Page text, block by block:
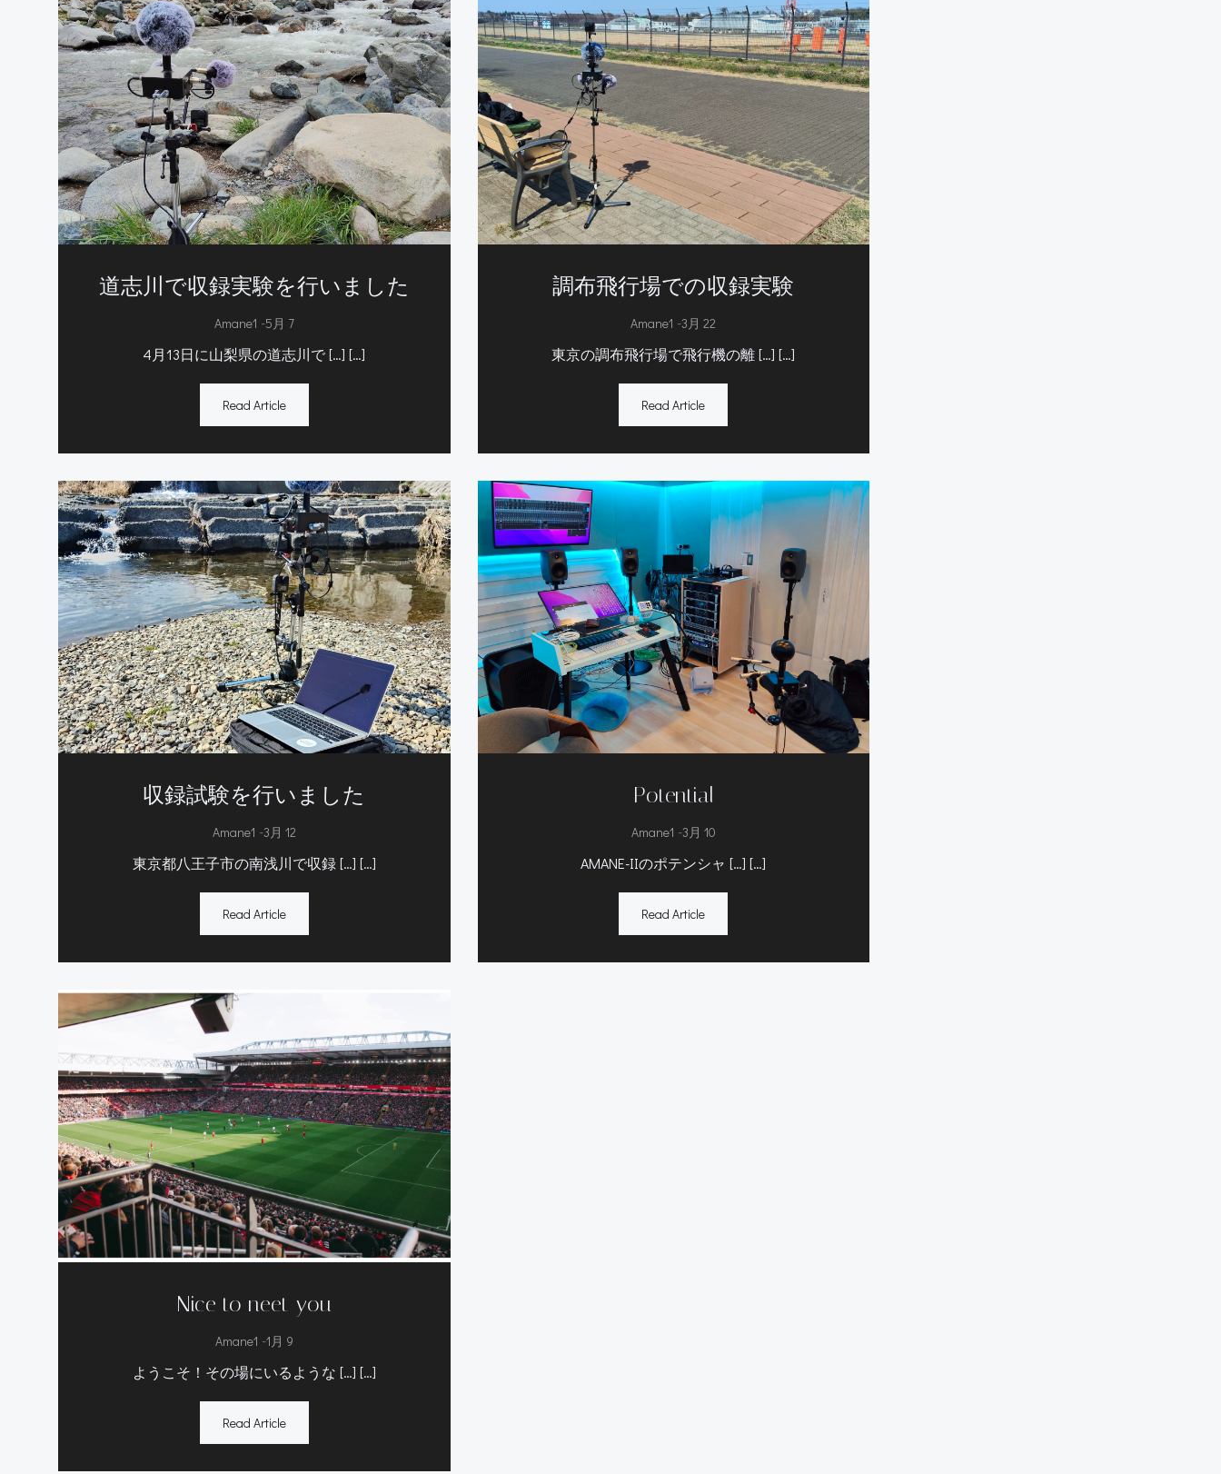
道志川で収録実験を行いました
Amane1 -5月 7
4月13日に山梨県の道志川で […] […]
Read Article
調布飛行場での収録実験
Amane1 -3月 22
東京の調布飛行場で飛行機の離 […] […]
Read Article
収録試験を行いました
Amane1 -3月 12
東京都八王子市の南浅川で収録 […] […]
Read Article
Potential
Amane1 -3月 10
AMANE-IIのポテンシャ […] […]
Read Article
Nice to neet you
Amane1 -1月 9
ようこそ！その場にいるような […] […]
Read Article